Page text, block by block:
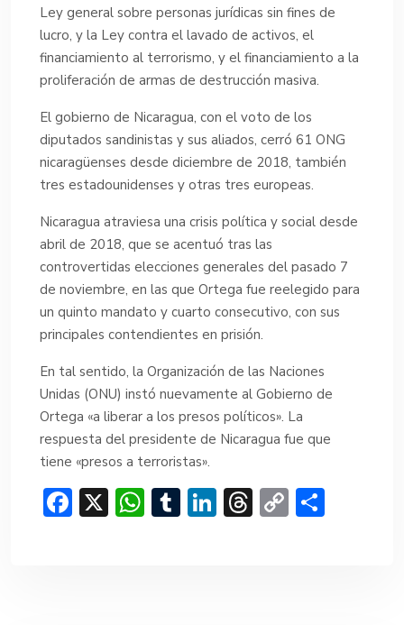
Ley general sobre personas jurídicas sin fines de
lucro, y la Ley contra el lavado de activos, el
financiamiento al terrorismo, y el financiamiento a la
proliferación de armas de destrucción masiva.
El gobierno de Nicaragua, con el voto de los
diputados sandinistas y sus aliados, cerró 61 ONG
nicaragüenses desde diciembre de 2018, también
tres estadounidenses y otras tres europeas.
Nicaragua atraviesa una crisis política y social desde
abril de 2018, que se acentuó tras las
controvertidas elecciones generales del pasado 7
de noviembre, en las que Ortega fue reelegido para
un quinto mandato y cuarto consecutivo, con sus
principales contendientes en prisión.
En tal sentido, la Organización de las Naciones
Unidas (ONU) instó nuevamente al Gobierno de
Ortega «a liberar a los presos políticos». La
respuesta del presidente de Nicaragua fue que
tiene «presos a terroristas».
F X W T Li T C